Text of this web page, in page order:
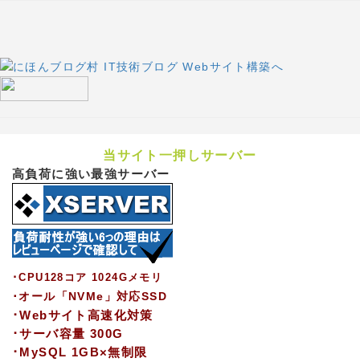
当サイト一押しサーバー
高負荷に強い最強サーバー
･CPU128コア 1024Gメモリ
･オール「NVMe」対応SSD
･Webサイト高速化対策
･サーバ容量 300G
･MySQL 1GB×無制限